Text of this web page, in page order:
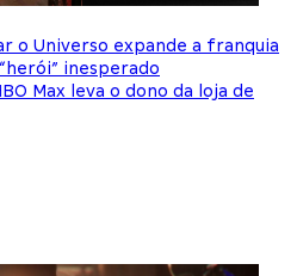
o Universo expande a franquia
inesperado
Max leva o dono da loja de